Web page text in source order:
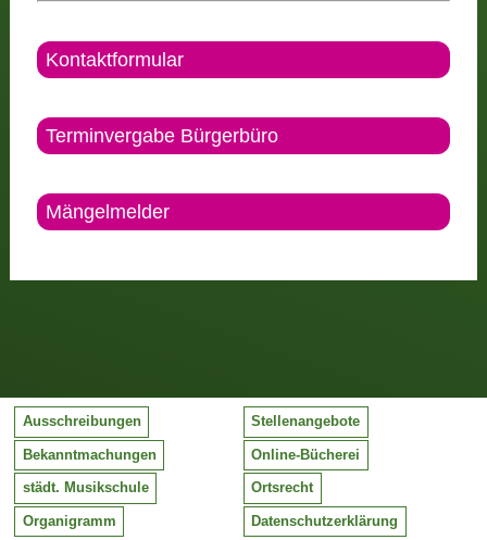
Kontaktformular
Terminvergabe Bürgerbüro
Mängelmelder
Ausschreibungen Stellenangebote
Bekanntmachungen Online-Bücherei
städt. Musikschule Ortsrecht
Organigramm Datenschutzerklärung